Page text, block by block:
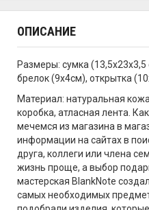
ОПИСАНИЕ
Размеры: сумка
брелок (9х4см), открытка
Материал: натуральная
коробка, атласная лента.
мечемся из магазина в
информации на сайтах в
друга, коллеги или члена
жизнь проще, а выбор
мастерская BlankNote
самых необходимых